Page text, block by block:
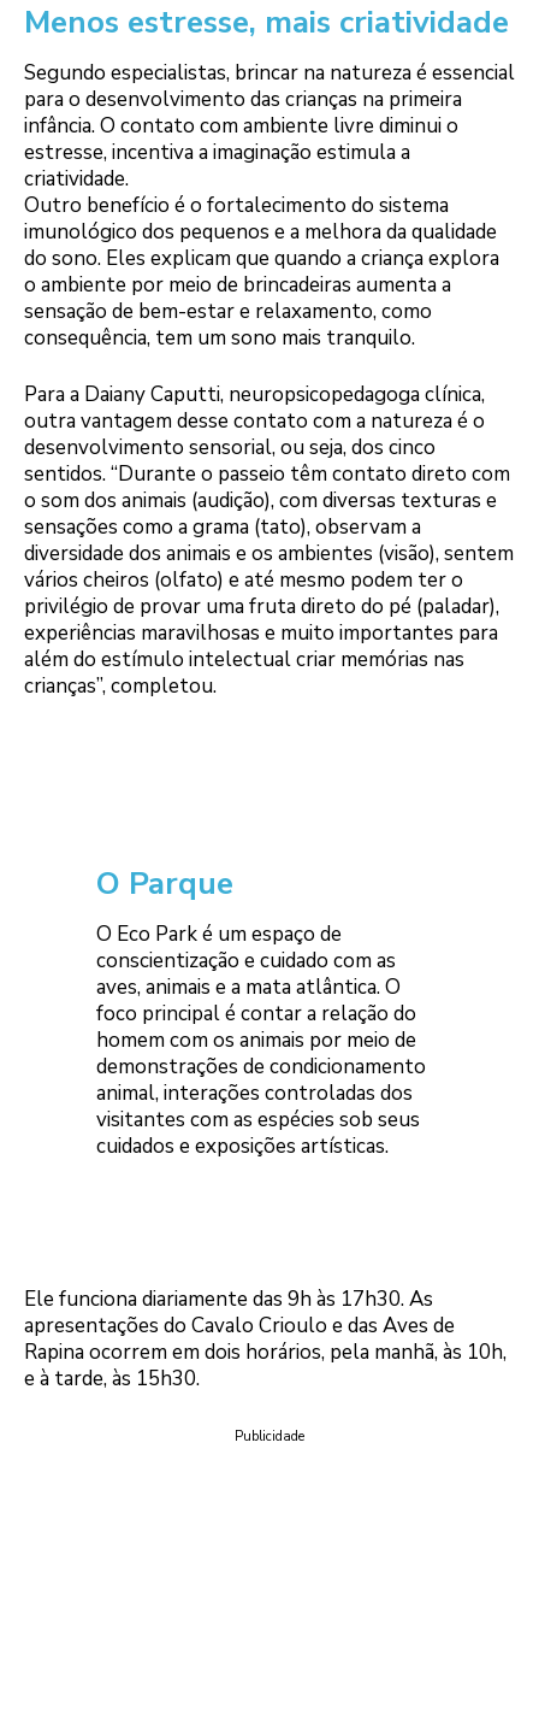
Menos estresse, mais criatividade
Segundo especialistas, brincar na natureza é essencial
para o desenvolvimento das crianças na primeira
infância. O contato com ambiente livre diminui o
estresse, incentiva a imaginação estimula a
criatividade.
Outro benefício é o fortalecimento do sistema
imunológico dos pequenos e a melhora da qualidade
do sono. Eles explicam que quando a criança explora
o ambiente por meio de brincadeiras aumenta a
sensação de bem-estar e relaxamento, como
consequência, tem um sono mais tranquilo.
Para a Daiany Caputti, neuropsicopedagoga clínica,
outra vantagem desse contato com a natureza é o
desenvolvimento sensorial, ou seja, dos cinco
sentidos. “Durante o passeio têm contato direto com
o som dos animais (audição), com diversas texturas e
sensações como a grama (tato), observam a
diversidade dos animais e os ambientes (visão), sentem
vários cheiros (olfato) e até mesmo podem ter o
privilégio de provar uma fruta direto do pé (paladar),
experiências maravilhosas e muito importantes para
além do estímulo intelectual criar memórias nas
crianças”, completou.
O Parque
O Eco Park é um espaço de
conscientização e cuidado com as
aves, animais e a mata atlântica. O
foco principal é contar a relação do
homem com os animais por meio de
demonstrações de condicionamento
animal, interações controladas dos
visitantes com as espécies sob seus
cuidados e exposições artísticas.
Ele funciona diariamente das 9h às 17h30. As
apresentações do Cavalo Crioulo e das Aves de
Rapina ocorrem em dois horários, pela manhã, às 10h,
e à tarde, às 15h30.
Publicidade